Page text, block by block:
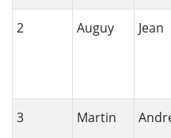
2 Auguy Jean
3 Martin